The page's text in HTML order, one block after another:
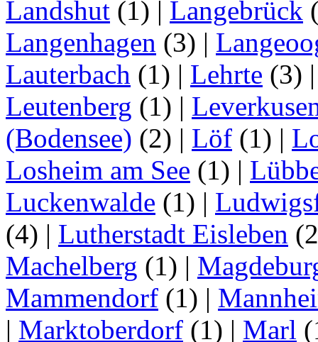
Landshut (1) | Langebrück
Langenhagen (3) |
Lauterbach (1) | Lehrte (3)
Leutenberg (1) |
(Bodensee) (2) | Löf (1) |
Losheim am See (1) |
Luckenwalde (1) |
(4) | Lutherstadt Eisleben
Machelberg (1) |
Mammendorf (1) |
| Marktoberdorf (1) | Marl